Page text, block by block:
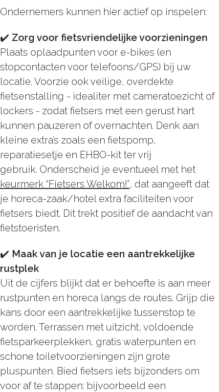
Ondernemers kunnen hier actief op inspelen:
✔️ Zorg voor fietsvriendelijke voorzieningen
Plaats oplaadpunten voor e-bikes (en
stopcontacten voor telefoons/GPS) bij uw
locatie. Voorzie ook veilige, overdekte
fietsenstalling - idealiter met cameratoezicht of
lockers - zodat fietsers met een gerust hart
kunnen pauzeren of overnachten. Denk aan
kleine extra’s zoals een fietspomp,
reparatiesetje en EHBO-kit ter vrij
gebruik. Onderscheid je eventueel met het
keurmerk “Fietsers Welkom!”, dat aangeeft dat
je horeca-zaak/hotel extra faciliteiten voor
fietsers biedt. Dit trekt positief de aandacht van
fietstoeristen.
✔️ Maak van je locatie een aantrekkelijke
rustplek
Uit de cijfers blijkt dat er behoefte is aan meer
rustpunten en horeca langs de routes. Grijp die
kans door een aantrekkelijke tussenstop te
worden. Terrassen met uitzicht, voldoende
fietsparkeerplekken, gratis waterpunten en
schone toiletvoorzieningen zijn grote
pluspunten. Bied fietsers iets bijzonders om
voor af te stappen: bijvoorbeeld een